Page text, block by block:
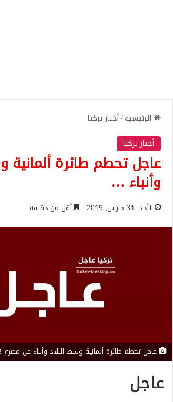
الرئيسية/أخبار تركيا
أخبار تركيا
عاجل تحطم طائرة ألمانية
وأنباء …
الأحد, 31 مارس, 2019 أقل من دقيقة
عاجل تحطم طائرة ألمانية وسط البلاد وأنباء عن مصرع 3 كانوا على متنها
عاجل